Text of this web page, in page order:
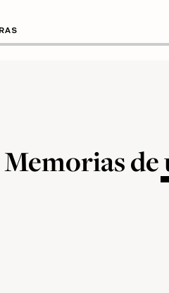
Memorias de